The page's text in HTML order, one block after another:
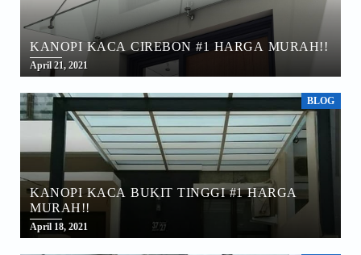
KANOPI KACA CIREBON #1 HARGA MURAH!!
April 21, 2021
BLOG
KANOPI KACA BUKIT TINGGI #1 HARGA
MURAH!!
April 18, 2021